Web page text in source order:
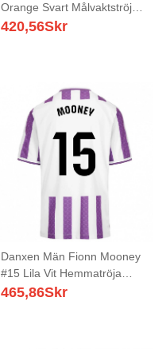
Orange Svart Målvaktströja
2025/26 T-tröja
420,56Skr
Danxen Män Fionn Mooney
#15 Lila Vit Hemmatröja
Matchtröjor 2025/26 Tröjor
465,86Skr